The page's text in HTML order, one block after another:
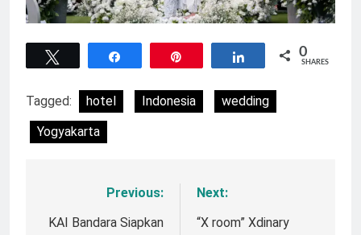
Share 0
SHARES
Tagged: hotel Indonesia
wedding
Yogyakarta
Navigasi
pos
Previous:
KAI Bandara Siapkan
Next:
“X room” Xdinary